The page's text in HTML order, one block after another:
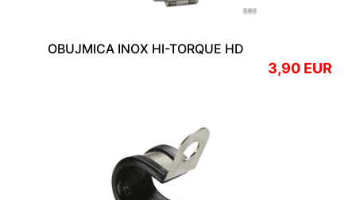
OBUJMICA INOX HI-TORQUE HD
3,90 EUR